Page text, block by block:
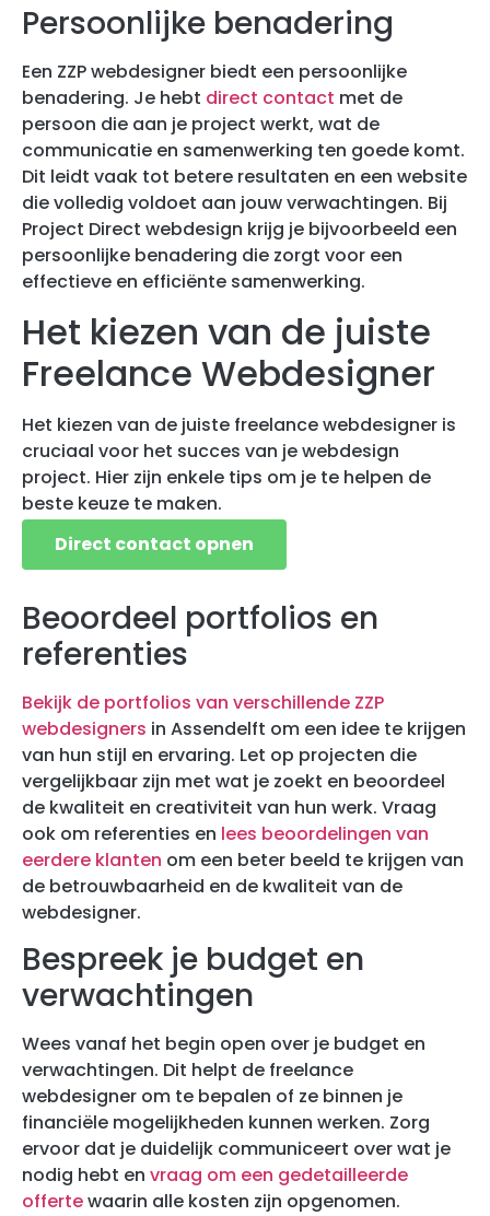
Persoonlijke benadering
Een ZZP webdesigner biedt een persoonlijke
benadering. Je hebt direct contact met de
persoon die aan je project werkt, wat de
communicatie en samenwerking ten goede komt.
Dit leidt vaak tot betere resultaten en een website
die volledig voldoet aan jouw verwachtingen. Bij
Project Direct webdesign krijg je bijvoorbeeld een
persoonlijke benadering die zorgt voor een
effectieve en efficiënte samenwerking.
Het kiezen van de juiste
Freelance Webdesigner
Het kiezen van de juiste freelance webdesigner is
cruciaal voor het succes van je webdesign
project. Hier zijn enkele tips om je te helpen de
beste keuze te maken.
Direct contact opnen
Beoordeel portfolios en
referenties
Bekijk de portfolios van verschillende ZZP
webdesigners in Assendelft om een idee te krijgen
van hun stijl en ervaring. Let op projecten die
vergelijkbaar zijn met wat je zoekt en beoordeel
de kwaliteit en creativiteit van hun werk. Vraag
ook om referenties en lees beoordelingen van
eerdere klanten om een beter beeld te krijgen van
de betrouwbaarheid en de kwaliteit van de
webdesigner.
Bespreek je budget en
verwachtingen
Wees vanaf het begin open over je budget en
verwachtingen. Dit helpt de freelance
webdesigner om te bepalen of ze binnen je
financiële mogelijkheden kunnen werken. Zorg
ervoor dat je duidelijk communiceert over wat je
nodig hebt en vraag om een gedetailleerde
offertewaarin alle kosten zijn opgenomen.